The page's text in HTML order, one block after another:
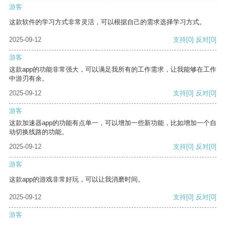
游客
这款软件的学习方式非常灵活，可以根据自己的需求选择学习方式。
2025-09-12 支持[0] 反对[0]
游客
这款app的功能非常强大，可以满足我所有的工作需求，让我能够在工作
中游刃有余。
2025-09-12
支持[0] 反对[0]
游客
这款加速器app的功能有点单一，可以增加一些新功能，比如增加一个自
动切换线路的功能。
2025-09-12
支持[0] 反对[0]
游客
这款app的游戏非常好玩，可以让我消磨时间。
2025-09-12 支持[0] 反对[0]
游客